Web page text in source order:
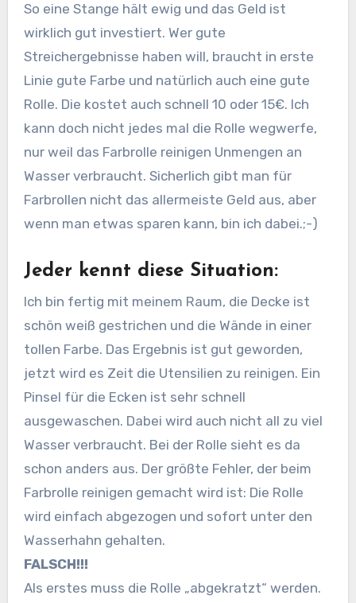
So eine Stange hält ewig und das Geld ist
wirklich gut investiert. Wer gute
Streichergebnisse haben will, braucht in erste
Linie gute Farbe und natürlich auch eine gute
Rolle. Die kostet auch schnell 10 oder 15€. Ich
kann doch nicht jedes mal die Rolle wegwerfe,
nur weil das Farbrolle reinigen Unmengen an
Wasser verbraucht. Sicherlich gibt man für
Farbrollen nicht das allermeiste Geld aus, aber
wenn man etwas sparen kann, bin ich dabei.;-)
Jeder kennt diese Situation:
Ich bin fertig mit meinem Raum, die Decke ist
schön weiß gestrichen und die Wände in einer
tollen Farbe. Das Ergebnis ist gut geworden,
jetzt wird es Zeit die Utensilien zu reinigen. Ein
Pinsel für die Ecken ist sehr schnell
ausgewaschen. Dabei wird auch nicht all zu viel
Wasser verbraucht. Bei der Rolle sieht es da
schon anders aus. Der größte Fehler, der beim
Farbrolle reinigen gemacht wird ist: Die Rolle
wird einfach abgezogen und sofort unter den
Wasserhahn gehalten.
FALSCH!!!
Als erstes muss die Rolle „abgekratzt“ werden.